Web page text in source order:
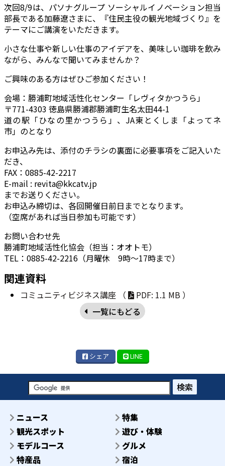
次回8/9は、パソナグループ ソーシャルイノベーション担当
部長である加藤遼さまに、『住民主役の観光地域づくり』を
テーマにご講演をいただきます。
小さな仕事や新しい仕事のアイデアを、美味しい珈琲を飲み
ながら、みんなで聞いてみませんか？
ご興味のある方はぜひご参加ください！
会場：勝浦町地域活性化センター「レヴィタかつうら」
〒771-4303 徳島県勝浦郡勝浦町生名太田44-1
道の駅「ひなの里かつうら」、JA東とくしま「よってネ
市」のとなり
お申込み先は、添付のチラシの裏面に必要事項をご記入いた
だき、
FAX：0885-42-2217
E-mail : revita@kkcatv.jp
までお送りください。
お申込み締切は、各回開催日前日までとなります。
（空席があれば当日参加も可能です）
お問い合わせ先
勝浦町地域活性化協会（担当：オオトモ）
TEL：0885-42-2216（月曜休 9時～17時まで）
関連資料
コミュニティビジネス講座 （
PDF: 1.1 MB ）
一覧にもどる
シェア LINE
検索
ニュース
特集
観光スポット
遊び・体験
モデルコース
グルメ
特産品
宿泊